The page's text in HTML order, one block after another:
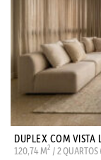
DUPLEX COM VISTA
120,74 M2 / 2